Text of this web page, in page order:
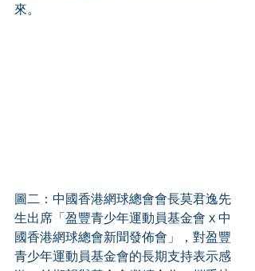
來。
圖二：中國香港網球總會會長莫君逸先
生出席「盈豐青少年運動員基金會 x 中
國香港網球總會新聞發佈會」，對盈豐
青少年運動員基金會的長期支持表示感